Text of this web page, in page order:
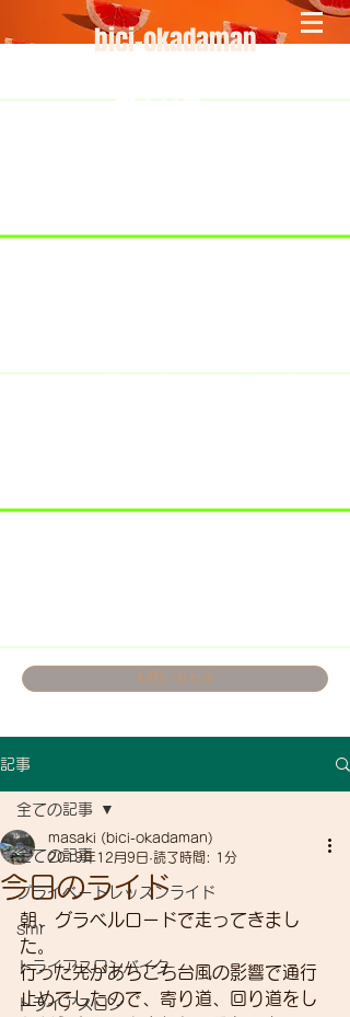
bici-okadaman
お問い合わせ
記事
全ての記事
プライベートレッスンライド
smr
トライアスロンバイク
トライアスロン
全ての記事
今日のライド
masaki (bici-okadaman)
2019年12月9日 読了時間: 1分
朝、グラベルロードで走ってきまし
た。
行った先があちこち台風の影響で通行
止めでしたので、寄り道、回り道をし